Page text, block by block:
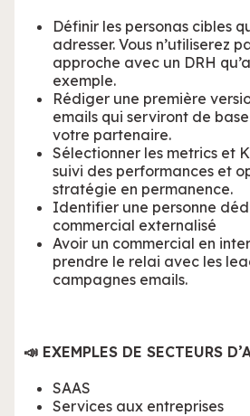
Définir les personas cibles
adresser. Vous n’utiliserez
approche avec un DRH
exemple.
Rédiger une première
emails qui serviront de
votre partenaire.
Sélectionner les metrics et
suivi des performances et
stratégie en permanence.
Identifier une personne
commercial externalisé
Avoir un commercial en
prendre le relai avec les
campagnes emails.
📣 EXEMPLES DE SECTEURS
SAAS
Services aux entreprises